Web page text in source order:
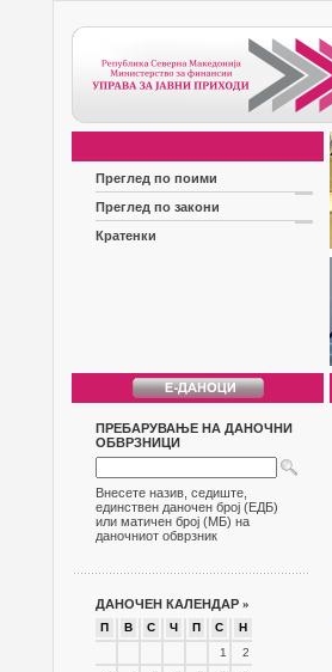
Преглед по поими
Преглед по закони
Кратенки
ПРЕБАРУВАЊЕ НА ДАНОЧНИ
ОБВРЗНИЦИ
Внесете назив, седиште,
единствен даночен број (ЕДБ)
или матичен број (МБ) на
даночниот обврзник
ДАНОЧЕН КАЛЕНДАР »
П В С Ч П С
Н
1
2